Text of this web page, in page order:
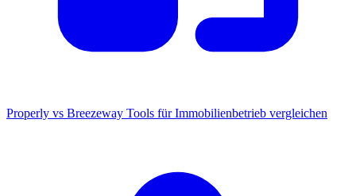
Properly vs Breezeway Tools für Immobilienbetrieb vergleichen